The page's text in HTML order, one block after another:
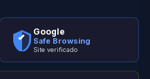
Google
Safe Browsing
Site verificado